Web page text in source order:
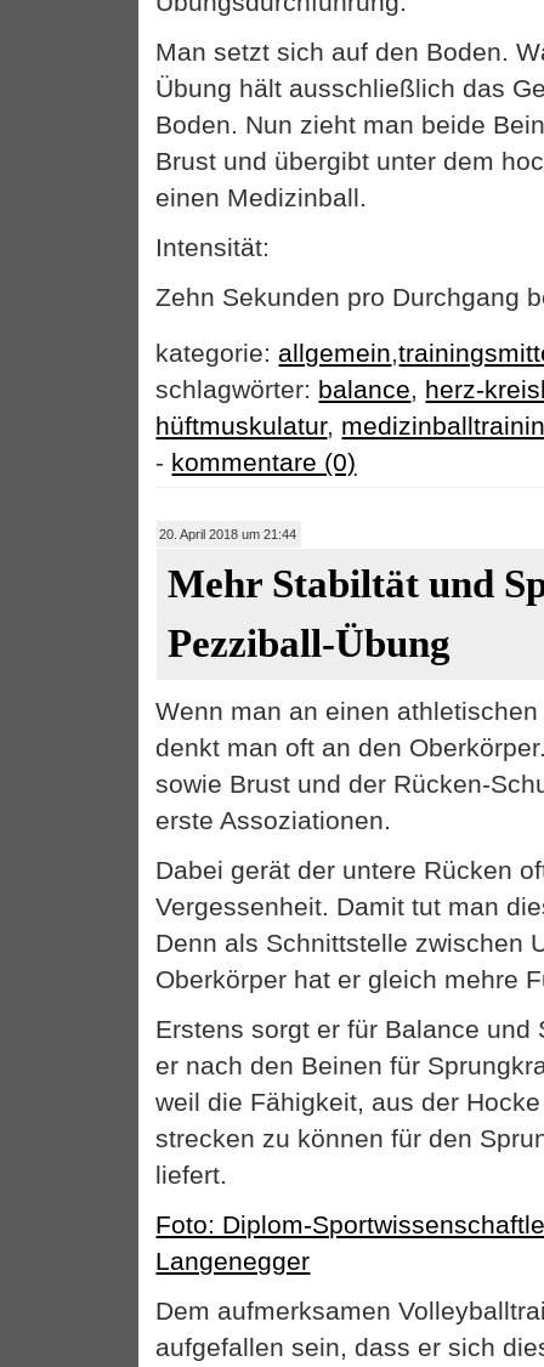
Man setzt sich auf den Boden.
Übung hält ausschließlich das
Boden. Nun zieht man beide
Brust und übergibt unter dem
einen Medizinball.
Intensität:
Zehn Sekunden pro Durchgang
kategorie: allgemein,
schlagwörter: balance, herz-
hüftmuskulatur,
- kommentare (0)
20. April 2018 um 21:44
Mehr Stabiltät und
Pezziball-Übung
Wenn man an einen
denkt man oft an den
sowie Brust und der Rücken-
erste Assoziationen.
Dabei gerät der untere Rücken
Vergessenheit. Damit tut man
Denn als Schnittstelle zwischen
Oberkörper hat er gleich mehre
Erstens sorgt er für Balance und
er nach den Beinen für
weil die Fähigkeit, aus der
strecken zu können für den
liefert.
Foto: Diplom-
Langenegger
Dem aufmerksamen
aufgefallen sein, dass er sich